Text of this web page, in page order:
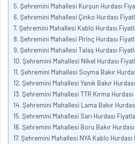
Şehremini Mahallesi Kurşun Hurdası
Şehremini Mahallesi Çinko Hurdası
Şehremini Mahallesi Kablo Hurdası
Şehremini Mahallesi Pirinç Hurdası
Şehremini Mahallesi Talaş Hurdası
Şehremini Mahallesi Nikel Hurdası
Şehremini Mahallesi Soyma Bakır
Şehremini Mahallesi Yanık Bakır
Şehremini Mahallesi TTR Kırma
Şehremini Mahallesi Lama Bakır
Şehremini Mahallesi Sarı Hurdası
Şehremini Mahallesi Boru Bakır
Şehremini Mahallesi NYA Kablo Hurdası